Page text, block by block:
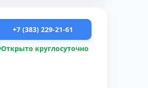
+7 (383) 229-21-61
Открыто круглосуточно